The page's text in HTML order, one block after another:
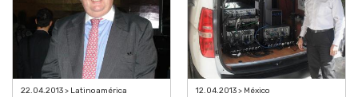
22.04.2013 > Latinoamérica 12.04.2013 > México